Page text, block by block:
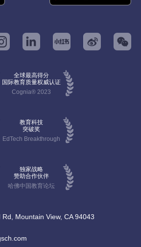
全球最高得分
国际教育质量权威认证
Cognia® 2023
教育科技
突破奖
EdTech Breakthrough
独家战略
赞助合作伙伴
哈佛中国教育论坛
Mountain View, CA 94043